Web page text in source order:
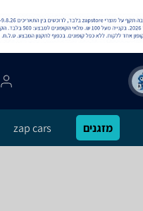
מזגנים zap cars